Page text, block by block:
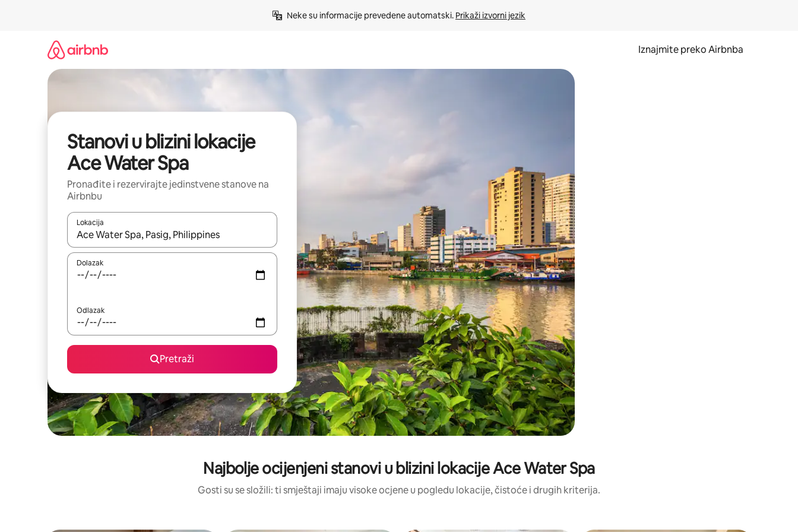
Neke su informacije prevedene automatski. Prikaži izvorni jezik
Iznajmite preko Airbnba
Stanovi u blizini lokacije
Ace Water Spa
Pronađite i rezervirajte jedinstvene stanove na
Airbnbu
Lokacija
Kada budu dostupni rezultati, moći ćete ih pregledati koristeći se strelicama prema gore i prema dolje, kao i dodirom ili prelaskom prstom po zaslonu.
Dolazak
Odlazak
Pretraži
Najbolje ocijenjeni stanovi u blizini lokacije Ace Water Spa
Gosti su se složili: ti smještaji imaju visoke ocjene u pogledu lokacije, čistoće i drugih kriterija.